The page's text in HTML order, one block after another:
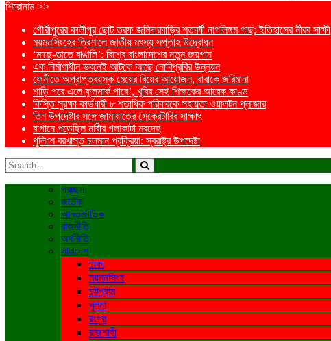
শিরোনাম >>
গৌরীপুরের কালীপুর ছোট তরফ জমিদারবাড়ির শতবর্ষী নাগলিঙ্গম গাছ: ইতিহাসের নীরব সাক্ষী
ময়মনসিংহের ত্রিশালে জাতীয় মৎস্য সপ্তাহ উদ্বোধন
‘মাছে-ভাতে বাঙালি’: বিশ্বে বাংলাদেশের নতুন জয়গান
এক নির্মাণাধীন ভবনেই আটকে আছে নোবিপ্রবির উন্নয়ন
ফেনীতে অপ্রাপ্তবয়স্ক মেয়ের বিয়ের আয়োজন, বাবাকে জরিমানা
শাড়ি পরে এলে ফুলমার্ক পাবে’, খুবির সেই শিক্ষকের আরেক কাণ্ড
কিস্তি সুরক্ষা কার্ডধারী ৮ শতাধিক পরিবারকে সহায়তা ওয়ালটন প্লাজার
তিন উপদেষ্টার সঙ্গে জামায়াতের সেক্রেটারির সাক্ষাৎ
বাগানে পড়েছিল নারীর গলাকাটা মরদেহ
পু‌লি‌শে বরখাস্ত চলমান প্রক্রিয়া: স্বরাষ্ট্র উপদেষ্টা
প্রচ্ছদ
জাতীয়
আন্তর্জাতিক
রাজনীতি
অর্থনীতি
সারাদেশ
ঢাকা
ময়মনসিংহ
চট্টগ্রাম
খুলনা
রংপুর
রাজশাহী